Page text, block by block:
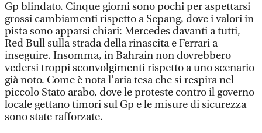
Gp blindato. Cinque giorni sono pochi per aspettarsi
grossi cambiamenti rispetto a Sepang, dove i valori in
pista sono apparsi chiari: Mercedes davanti a tutti,
Red Bull sulla strada della rinascita e Ferrari a
inseguire. Insomma, in Bahrain non dovrebbero
vedersi troppi sconvolgimenti rispetto a uno scenario
già noto. Come è nota l’aria tesa che si respira nel
piccolo Stato arabo, dove le proteste contro il governo
locale gettano timori sul Gp e le misure di sicurezza
sono state rafforzate.